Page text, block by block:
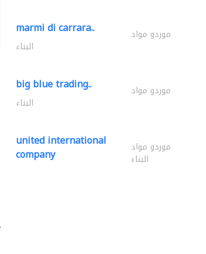
marmi di carrara.. موردو مواد
البناء
big blue trading.. موردو مواد
البناء
united international
company موردو مواد
البناء